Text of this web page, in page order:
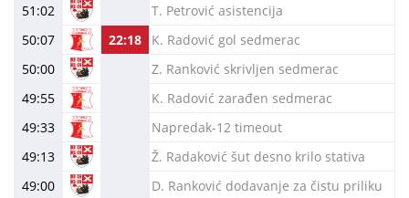
51:02
T. Petrović asistencija
50:07
22:18
K. Radović gol sedmerac
50:00
Z. Ranković skrivljen sedmerac
49:55
K. Radović zarađen sedmerac
49:33
Napredak-12 timeout
49:13
Ž. Radaković šut desno krilo stativa
49:00
D. Ranković dodavanje za čistu priliku